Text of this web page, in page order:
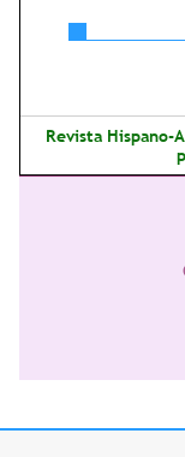
Revista Hispano-